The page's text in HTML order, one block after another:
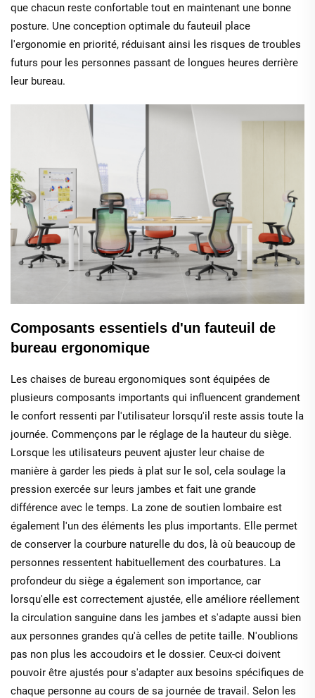
que chacun reste confortable tout en maintenant une bonne
posture. Une conception optimale du fauteuil place
l'ergonomie en priorité, réduisant ainsi les risques de troubles
futurs pour les personnes passant de longues heures derrière
leur bureau.
Composants essentiels d'un fauteuil de
bureau ergonomique
Les chaises de bureau ergonomiques sont équipées de
plusieurs composants importants qui influencent grandement
le confort ressenti par l'utilisateur lorsqu'il reste assis toute la
journée. Commençons par le réglage de la hauteur du siège.
Lorsque les utilisateurs peuvent ajuster leur chaise de
manière à garder les pieds à plat sur le sol, cela soulage la
pression exercée sur leurs jambes et fait une grande
différence avec le temps. La zone de soutien lombaire est
également l'un des éléments les plus importants. Elle permet
de conserver la courbure naturelle du dos, là où beaucoup de
personnes ressentent habituellement des courbatures. La
profondeur du siège a également son importance, car
lorsqu'elle est correctement ajustée, elle améliore réellement
la circulation sanguine dans les jambes et s'adapte aussi bien
aux personnes grandes qu'à celles de petite taille. N'oublions
pas non plus les accoudoirs et le dossier. Ceux-ci doivent
pouvoir être ajustés pour s'adapter aux besoins spécifiques de
chaque personne au cours de sa journée de travail. Selon les